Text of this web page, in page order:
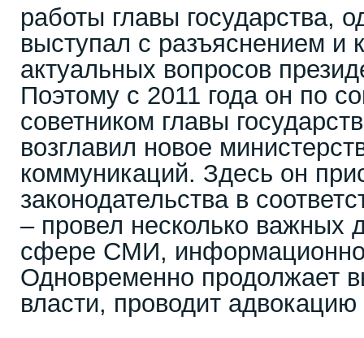
работы главы государства,
выступал с разъяснением и
актуальных вопросов
Поэтому с 2011 года он по
советником главы
возглавил новое
коммуникаций. Здесь он
законодательства в
– провел несколько важных
сфере СМИ,
Одновременно продолжает
власти, проводит адвокацию